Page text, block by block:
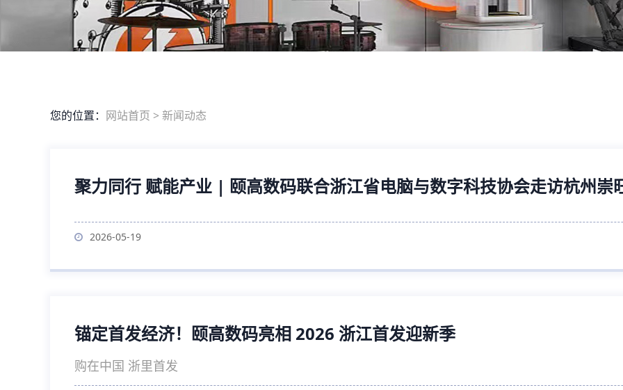
您的位置： 网站首页 >新闻动态
聚力同行 赋能产业 | 颐高数码联合浙江省电脑与数字科技协会走访杭州崇
2026-05-19
锚定首发经济！颐高数码亮相 2026 浙江首发迎新季
购在中国 浙里首发